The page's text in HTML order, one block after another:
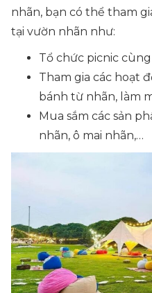
nhãn, bạn có thể tham
tại vườn nhãn như:
Tổ chức picnic
Tham gia các hoạt
bánh từ nhãn, làm
Mua sắm các sản
nhãn, ô mai nhãn,…